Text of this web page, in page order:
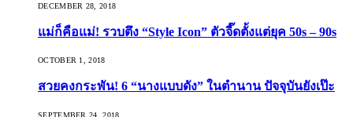
DECEMBER 28, 2018
แม่ก็คือแม่! รวบตึง “Style Icon” ตัวจี๊ดตั้งแต่ยุค 50s – 90s
OCTOBER 1, 2018
สวยคงกระพัน! 6 “นางแบบดัง” ในตำนาน ปัจจุบันยังเป๊ะ
SEPTEMBER 24, 2018